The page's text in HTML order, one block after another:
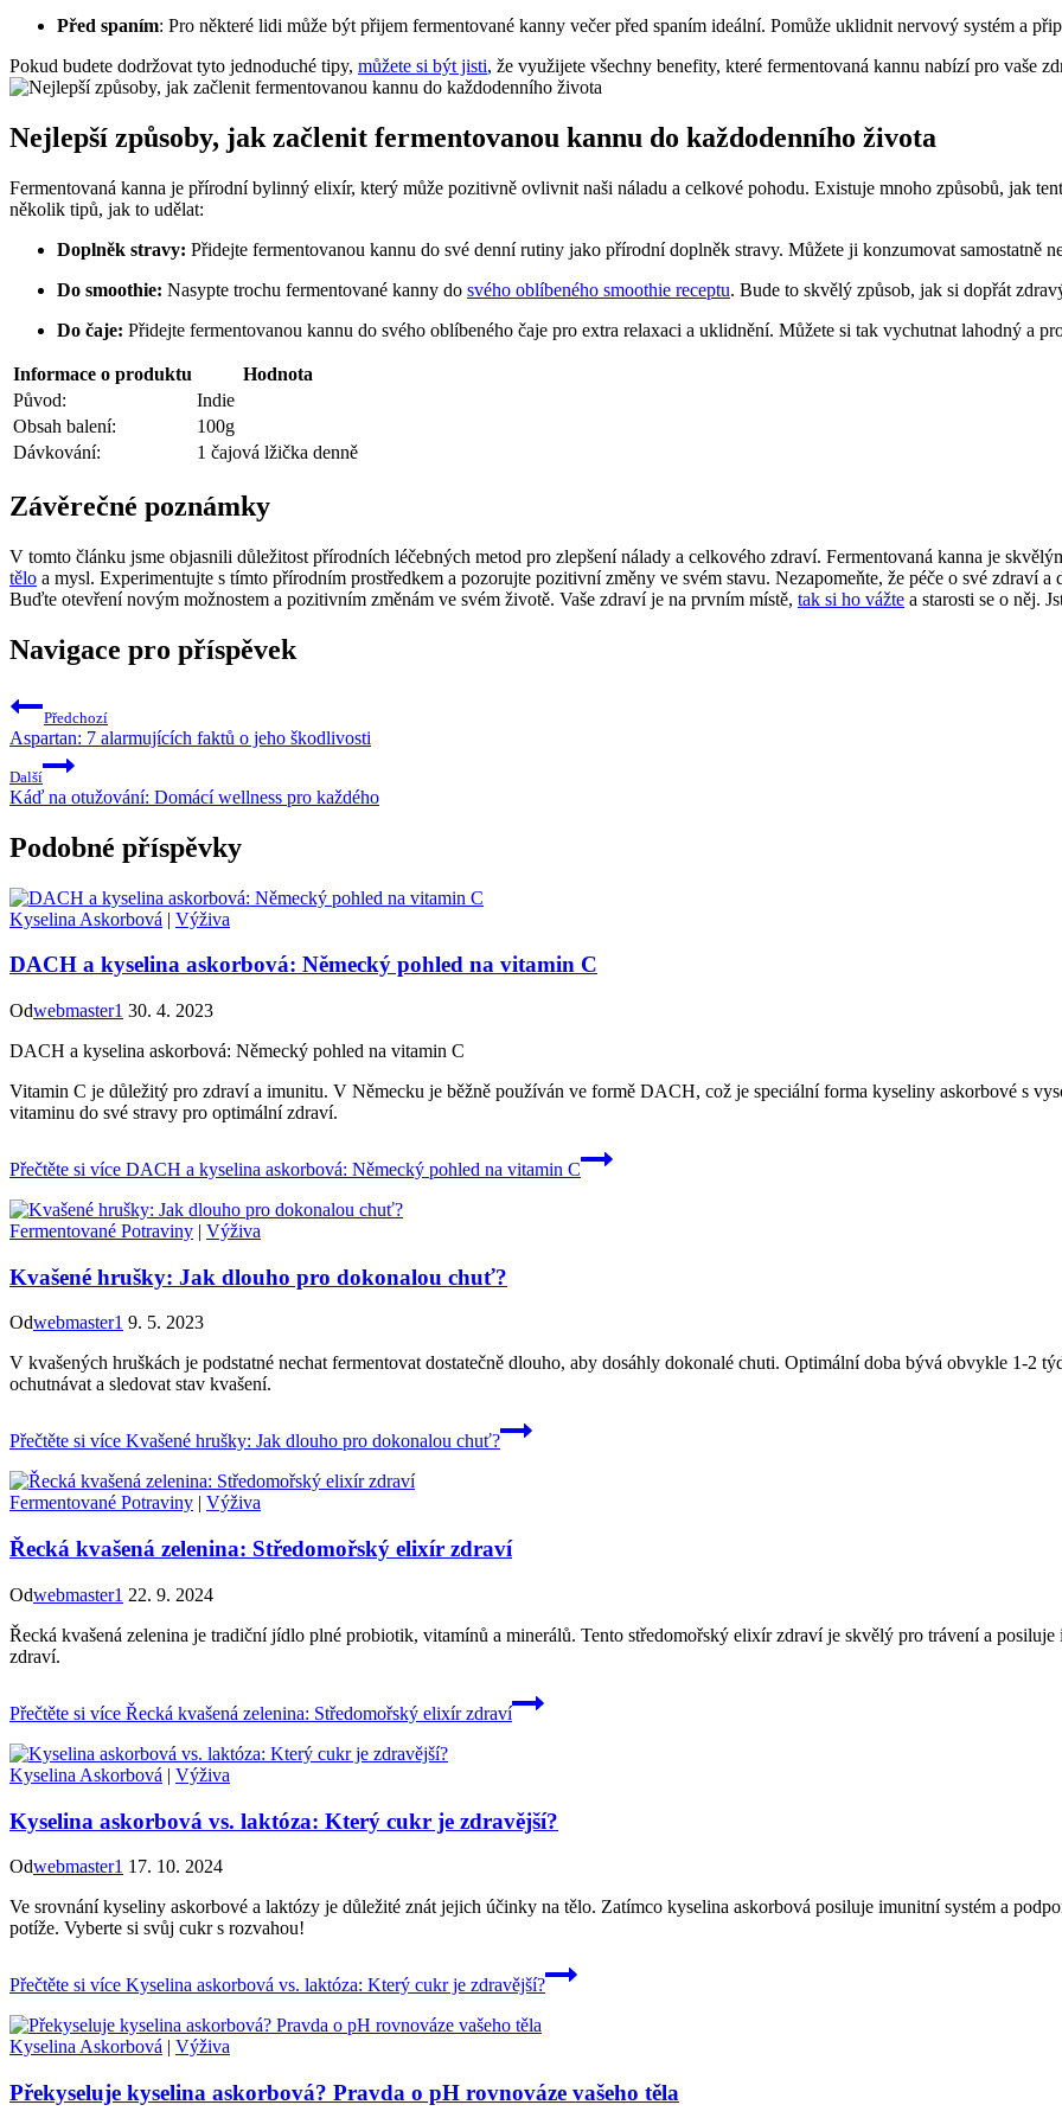
Před spaním: Pro některé lidi může být přijem fermentované kanny večer před spaním ideální. Pomůže uklidnit nervový systém a
Pokud budete dodržovat tyto jednoduché tipy, můžete si být jisti, že využijete všechny benefity, které fermentovaná kannu nabízí pro vaše
Nejlepší způsoby, jak začlenit fermentovanou kannu do každodenního života
Fermentovaná kanna je přírodní bylinný elixír, který může pozitivně ovlivnit naši náladu a celkové pohodu. Existuje mnoho způsobů, jak
několik tipů, jak to udělat:
Doplněk stravy: Přidejte fermentovanou kannu do své denní rutiny jako přírodní doplněk stravy. Můžete ji konzumovat samostatně
Do smoothie: Nasypte trochu fermentované kanny do svého oblíbeného smoothie receptu. Bude to skvělý způsob, jak si dopřát
Do čaje: Přidejte fermentovanou kannu do svého oblíbeného čaje pro extra relaxaci a uklidnění. Můžete si tak vychutnat lahodný a
Informace o produktu
Hodnota
Původ:
Indie
Obsah balení:
100g
Dávkování:
1 čajová lžička denně
Závěrečné poznámky
V tomto článku jsme objasnili důležitost přírodních léčebných metod pro zlepšení nálady a celkového zdraví. Fermentovaná kanna je
tělo a mysl. Experimentujte s tímto přírodním prostředkem a pozorujte pozitivní změny ve svém stavu. Nezapomeňte, že péče o své zdraví
Buďte otevření novým možnostem a pozitivním změnám ve svém životě. Vaše zdraví je na prvním místě, tak si ho vážte a starosti se o něj.
Navigace pro příspěvek
Předchozí
Aspartan: 7 alarmujících faktů o jeho škodlivosti
Další
Káď na otužování: Domácí wellness pro každého
Podobné příspěvky
Kyselina Askorbová | Výživa
DACH a kyselina askorbová: Německý pohled na vitamin C
Odwebmaster1 30. 4. 2023
DACH a kyselina askorbová: Německý pohled na vitamin C
Vitamin C je důležitý pro zdraví a imunitu. V Německu je běžně používán ve formě DACH, což je speciální forma kyseliny askorbové s
vitaminu do své stravy pro optimální zdraví.
Přečtěte si více DACH a kyselina askorbová: Německý pohled na vitamin C
Fermentované Potraviny | Výživa
Kvašené hrušky: Jak dlouho pro dokonalou chuť?
Odwebmaster1 9. 5. 2023
V kvašených hruškách je podstatné nechat fermentovat dostatečně dlouho, aby dosáhly dokonalé chuti. Optimální doba bývá obvykle 1-2
ochutnávat a sledovat stav kvašení.
Přečtěte si více Kvašené hrušky: Jak dlouho pro dokonalou chuť?
Fermentované Potraviny | Výživa
Řecká kvašená zelenina: Středomořský elixír zdraví
Odwebmaster1 22. 9. 2024
Řecká kvašená zelenina je tradiční jídlo plné probiotik, vitamínů a minerálů. Tento středomořský elixír zdraví je skvělý pro trávení a
zdraví.
Přečtěte si více Řecká kvašená zelenina: Středomořský elixír zdraví
Kyselina Askorbová | Výživa
Kyselina askorbová vs. laktóza: Který cukr je zdravější?
Odwebmaster1 17. 10. 2024
Ve srovnání kyseliny askorbové a laktózy je důležité znát jejich účinky na tělo. Zatímco kyselina askorbová posiluje imunitní systém a
potíže. Vyberte si svůj cukr s rozvahou!
Přečtěte si více Kyselina askorbová vs. laktóza: Který cukr je zdravější?
Kyselina Askorbová | Výživa
Překyseluje kyselina askorbová? Pravda o pH rovnováze vašeho těla